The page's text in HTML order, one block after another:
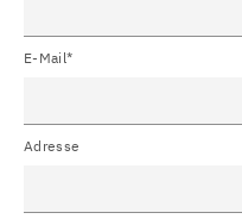
E-Mail*
Adresse